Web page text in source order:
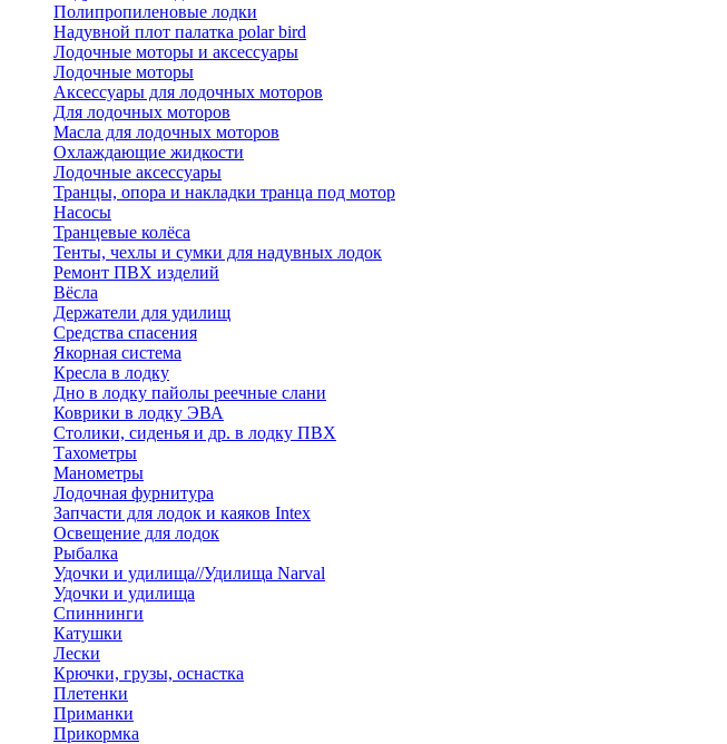
Полипропиленовые лодки
Надувной плот палатка polar bird
Лодочные моторы и аксессуары
Лодочные моторы
Аксессуары для лодочных моторов
Для лодочных моторов
Масла для лодочных моторов
Охлаждающие жидкости
Лодочные аксессуары
Транцы, опора и накладки транца под мотор
Насосы
Транцевые колёса
Тенты, чехлы и сумки для надувных лодок
Ремонт ПВХ изделий
Вёсла
Держатели для удилищ
Средства спасения
Якорная система
Кресла в лодку
Дно в лодку пайолы реечные слани
Коврики в лодку ЭВА
Столики, сиденья и др. в лодку ПВХ
Тахометры
Манометры
Лодочная фурнитура
Запчасти для лодок и каяков Intex
Освещение для лодок
Рыбалка
Удочки и удилища//Удилища Narval
Удочки и удилища
Спиннинги
Катушки
Лески
Крючки, грузы, оснастка
Плетенки
Приманки
Прикормка